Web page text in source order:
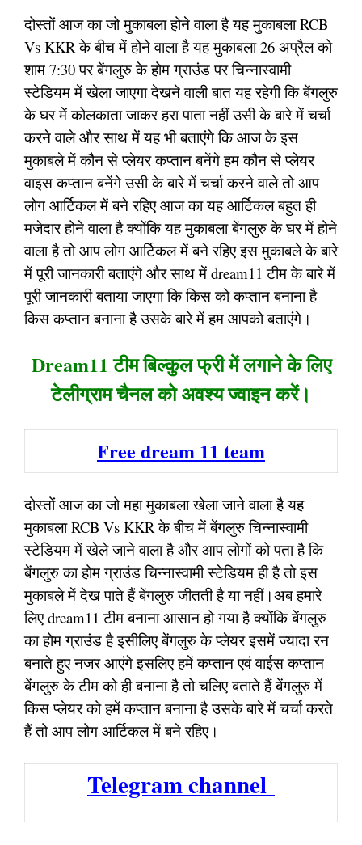
दोस्तों आज का जो मुकाबला होने वाला है यह मुकाबला RCB
Vs KKR के बीच में होने वाला है यह मुकाबला 26 अप्रैल को
शाम 7:30 पर बेंगलुरु के होम ग्राउंड पर चिन्नास्वामी
स्टेडियम में खेला जाएगा देखने वाली बात यह रहेगी कि बेंगलुरु
के घर में कोलकाता जाकर हरा पाता नहीं उसी के बारे में चर्चा
करने वाले और साथ में यह भी बताएंगे कि आज के इस
मुकाबले में कौन से प्लेयर कप्तान बनेंगे हम कौन से प्लेयर
वाइस कप्तान बनेंगे उसी के बारे में चर्चा करने वाले तो आप
लोग आर्टिकल में बने रहिए आज का यह आर्टिकल बहुत ही
मजेदार होने वाला है क्योंकि यह मुकाबला बेंगलुरु के घर में होने
वाला है तो आप लोग आर्टिकल में बने रहिए इस मुकाबले के बारे
में पूरी जानकारी बताएंगे और साथ में dream11 टीम के बारे में
पूरी जानकारी बताया जाएगा कि किस को कप्तान बनाना है
किस कप्तान बनाना है उसके बारे में हम आपको बताएंगे।
Dream11 टीम बिल्कुल फ्री में लगाने के लिए
टेलीग्राम चैनल को अवश्य ज्वाइन करें।
Free dream 11 team
दोस्तों आज का जो महा मुकाबला खेला जाने वाला है यह
मुकाबला RCB Vs KKR के बीच में बेंगलुरु चिन्नास्वामी
स्टेडियम में खेले जाने वाला है और आप लोगों को पता है कि
बेंगलुरु का होम ग्राउंड चिन्नास्वामी स्टेडियम ही है तो इस
मुकाबले में देख पाते हैं बेंगलुरु जीतती है या नहीं।अब हमारे
लिए dream11 टीम बनाना आसान हो गया है क्योंकि बेंगलुरु
का होम ग्राउंड है इसीलिए बेंगलुरु के प्लेयर इसमें ज्यादा रन
बनाते हुए नजर आएंगे इसलिए हमें कप्तान एवं वाईस कप्तान
बेंगलुरु के टीम को ही बनाना है तो चलिए बताते हैं बेंगलुरु में
किस प्लेयर को हमें कप्तान बनाना है उसके बारे में चर्चा करते
हैं तो आप लोग आर्टिकल में बने रहिए।
Telegram channel